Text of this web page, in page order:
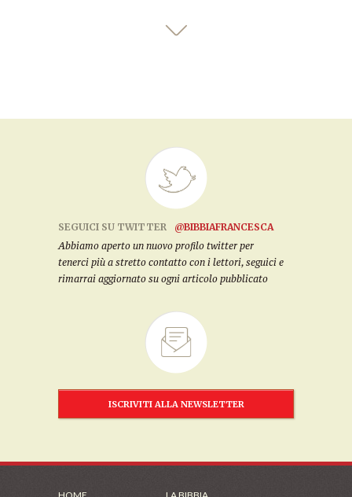
SEGUICI SU TWITTER
@BIBBIAFRANCESCA
Abbiamo aperto un nuovo profilo twitter per
tenerci più a stretto contatto con i lettori, seguici e
rimarrai aggiornato su ogni articolo pubblicato
ISCRIVITI ALLA NEWSLETTER